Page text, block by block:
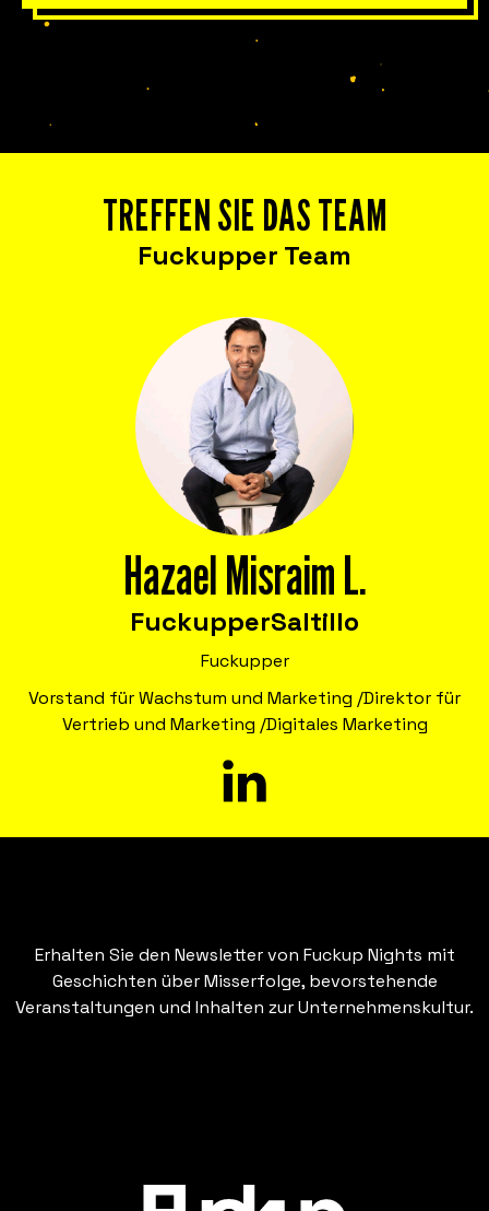
Erleben Sie Fuckup Nights in Ihrem
Formate, die psychologische Sicherheit
stärken, damit Teams Misserfolge als
Lernchance nutzen und dadurch Kosten
senken, Produktivität steigern,
Mitarbeitende binden und Innovation
fördern.
TREFFEN SIE DAS TEAM
Fuckupper Team
Hazael Misraim L.
FuckupperSaltillo
Fuckupper
Vorstand für Wachstum und Marketing /Direktor für
Vertrieb und Marketing /Digitales Marketing
Erhalten Sie den Newsletter von Fuckup Nights mit
Geschichten über Misserfolge, bevorstehende
Veranstaltungen und Inhalten zur Unternehmenskultur.